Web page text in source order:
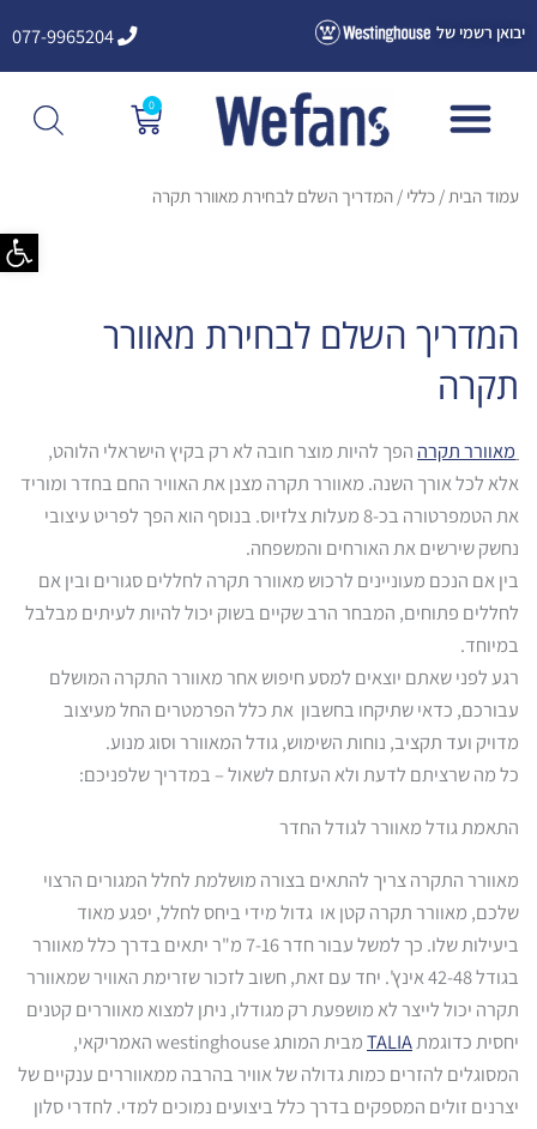
פתח
לתוכן
יבואן רשמי של 077-9965204
0
עגלת
קניות
עמוד הבית / כללי / המדריך השלם לבחירת מאוורר תקרה
המדריך השלם לבחירת מאוורר
תקרה
מאוורר תקרה הפך להיות מוצר חובה לא רק בקיץ הישראלי הלוהט,
אלא לכל אורך השנה. מאוורר תקרה מצנן את האוויר החם בחדר ומוריד
את הטמפרטורה בכ-8 מעלות צלזיוס. בנוסף הוא הפך לפריט עיצובי
נחשק שירשים את האורחים והמשפחה.
בין אם הנכם מעוניינים לרכוש מאוורר תקרה לחללים סגורים ובין אם
לחללים פתוחים, המבחר הרב שקיים בשוק יכול להיות לעיתים מבלבל
במיוחד.
רגע לפני שאתם יוצאים למסע חיפוש אחר מאוורר התקרה המושלם
עבורכם, כדאי שתיקחו בחשבון את כלל הפרמטרים החל מעיצוב
מדויק ועד תקציב, נוחות השימוש, גודל המאוורר וסוג מנוע.
כל מה שרציתם לדעת ולא העזתם לשאול – במדריך שלפניכם:
התאמת גודל מאוורר לגודל החדר
מאוורר התקרה צריך להתאים בצורה מושלמת לחלל המגורים הרצוי
שלכם, מאוורר תקרה קטן או גדול מידי ביחס לחלל, יפגע מאוד
ביעילות שלו. כך למשל עבור חדר 7-16 מ"ר יתאים בדרך כלל מאוורר
בגודל 42-48 אינץ'. יחד עם זאת, חשוב לזכור שזרימת האוויר שמאוורר
תקרה יכול לייצר לא מושפעת רק מגודלו, ניתן למצוא מאווררים קטנים
יחסית כדוגמתTALIAמבית המותגwestinghouseהאמריקאי,
המסוגלים להזרים כמות גדולה של אוויר בהרבה ממאווררים ענקיים של
יצרנים זולים המספקים בדרך כלל ביצועים נמוכים למדי. לחדרי סלון